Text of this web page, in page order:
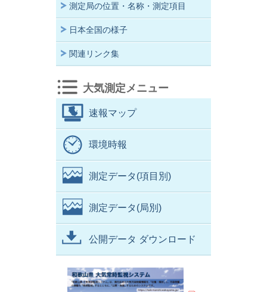
測定局の位置・名称・測定項目
日本全国の様子
関連リンク集
大気測定メニュー
速報マップ
環境時報
測定データ(項目別)
測定データ(局別)
公開データ ダウンロード